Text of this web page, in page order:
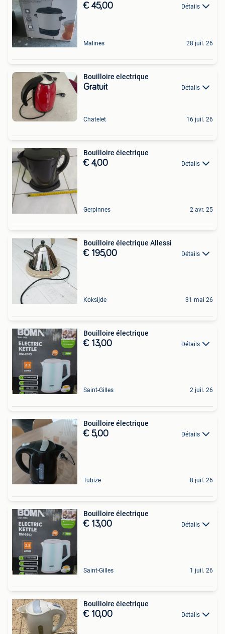
€ 45,00 Détails
Malines 28 juil. 26
Bouilloire electrique
Gratuit Détails
Chatelet 16 juil. 26
Bouilloire électrique
€ 4,00 Détails
Gerpinnes 2 avr. 25
Bouilloire électrique Allessi
€ 195,00 Détails
Koksijde 31 mai 26
Bouilloire électrique
€ 13,00 Détails
Saint-Gilles 2 juil. 26
Bouilloire électrique
€ 5,00 Détails
Tubize 8 juil. 26
Bouilloire électrique
€ 13,00 Détails
Saint-Gilles 1 juil. 26
Bouilloire électrique
€ 10,00 Détails